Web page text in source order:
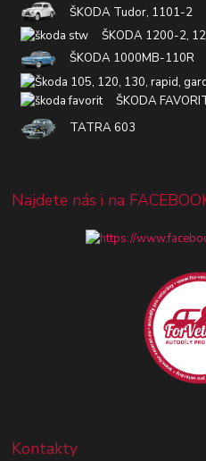
ŠKODA Tudor, 1101-2
ŠKODA 1200-2,
ŠKODA 1000MB-110R
ŠKODA
TATRA 603
Najdete nás i na
Kontakty